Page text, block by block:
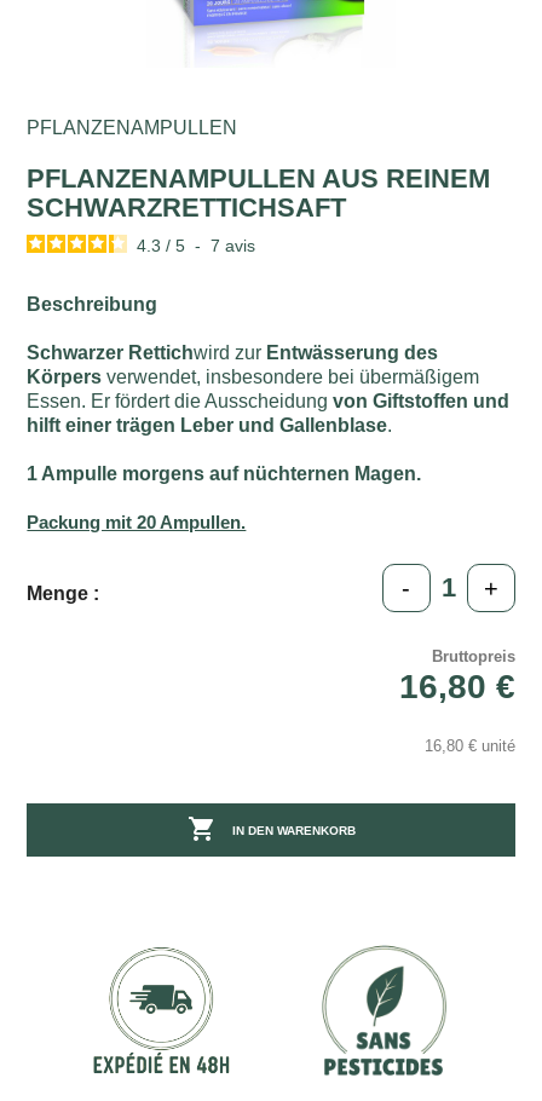
PFLANZENAMPULLEN
PFLANZENAMPULLEN AUS REINEM
SCHWARZRETTICHSAFT
4.3 / 5 - 7avis
Beschreibung
Schwarzer Rettichwird zur Entwässerung des
Körpers verwendet, insbesondere bei übermäßigem
Essen. Er fördert die Ausscheidungvon Giftstoffen und
hilft einer trägen Leber und Gallenblase.
1 Ampulle morgens auf nüchternen Magen.
Packung mit 20 Ampullen.
Menge : - +
Bruttopreis
16,80 €
16,80 € unité
 IN DEN WARENKORB